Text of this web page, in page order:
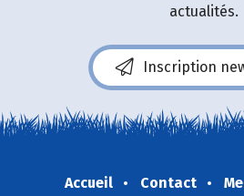
actualités.
Inscription
Accueil Contact